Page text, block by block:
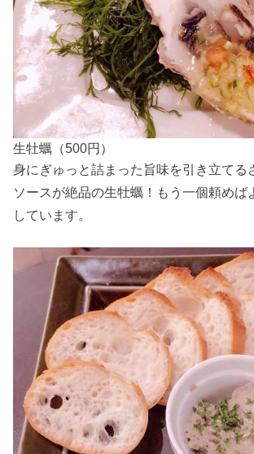
生牡蠣（500円）
身にぎゅっと詰まった旨味を引き立てる
ソースが絶品の生牡蠣！もう一個頼めば
しています。